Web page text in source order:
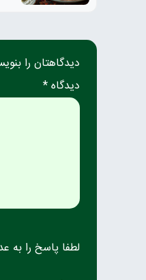
دیدگاهتان را
دیدگاه *
لطفا پاسخ را به